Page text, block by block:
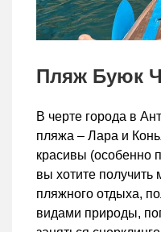
Пляж Буюк
В черте города в
пляжа – Лара и
красивы (особенно
вы хотите получить
пляжного отдыха,
видами природы,